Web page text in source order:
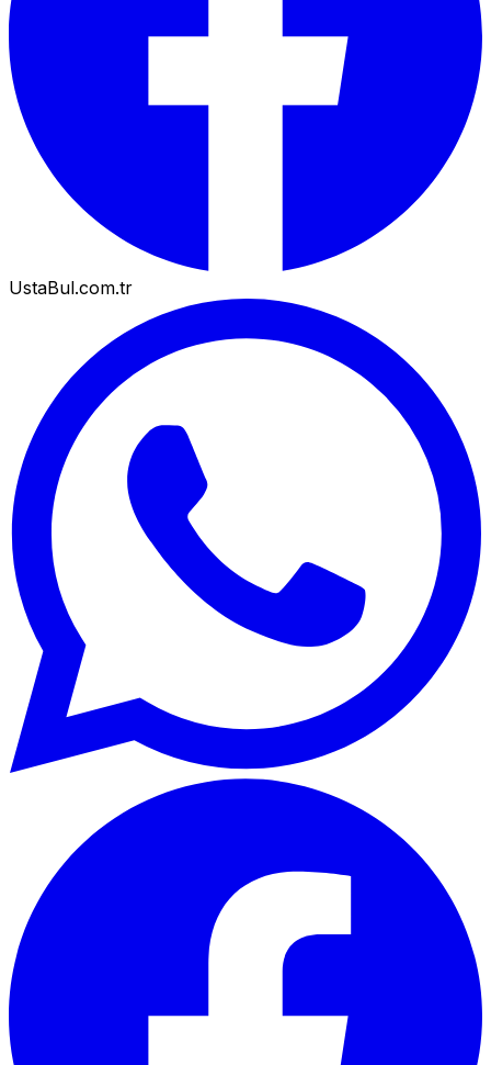
UstaBul.com.tr